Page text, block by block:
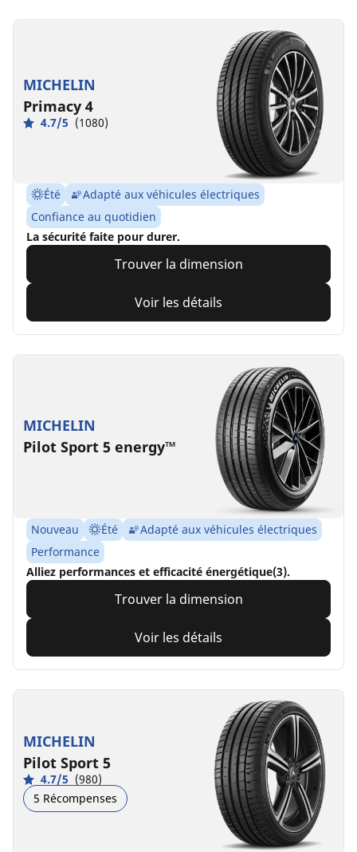
MICHELIN
Primacy 4
4.7/5 (1080)
Été
Adapté aux véhicules électriques
Confiance au quotidien
La sécurité faite pour durer.
Trouver la dimension
Voir les détails
MICHELIN
Pilot Sport 5 energy™
Nouveau Été
Adapté aux véhicules électriques
Performance
Alliez performances et efficacité énergétique(3).
Trouver la dimension
Voir les détails
MICHELIN
Pilot Sport 5
4.7/5 (980)
5 Récompenses